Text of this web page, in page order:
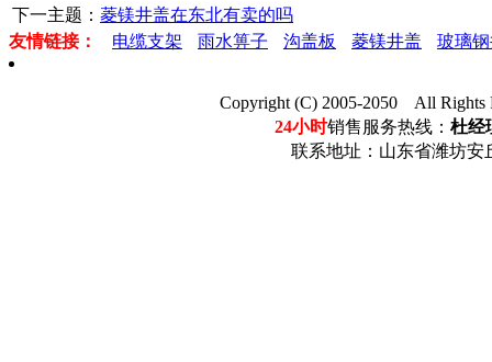
下一主题： 菱镁井盖在东北有卖的吗
友情链接：
电缆支架 雨水箅子 沟盖板 菱镁井盖 玻璃
Copyright (C) 2005-2050 All
24小时销售服务热线： 杜经
联系地址：山东省潍坊